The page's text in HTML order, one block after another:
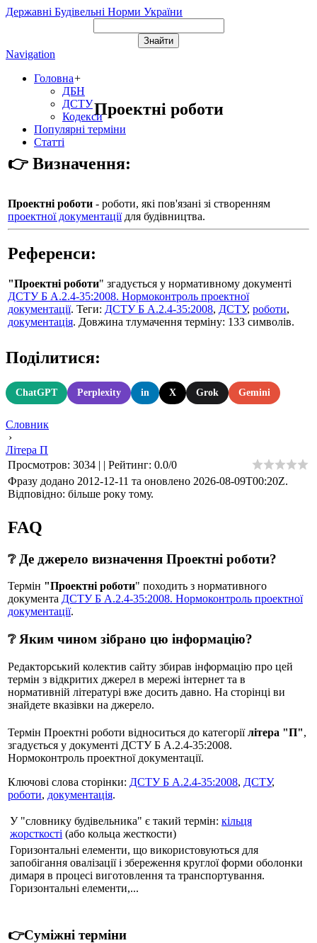
Державні Будівельні Норми України
Navigation
Головна+
ДБН
ДСТУ
Кодекси
Популярні терміни
Статті
Проектні роботи
👉 Визначення:
Проектні роботи - роботи, які пов'язані зі створенням
проектної документаціїдля будівництва.
Референси:
"Проектні роботи" згадується у нормативному документі
ДСТУ Б А.2.4-35:2008. Нормоконтроль проектної
документації. Теги: ДСТУ Б А.2.4-35:2008, ДСТУ, роботи,
документація. Довжина тлумачення терміну: 133 символів.
Поділитися:
ChatGPT Perplexity in X Grok Gemini
Словник
›
Літера П
Просмотров: 3034 | | Рейтинг: 0.0/0
Фразу додано 2012-12-11 та оновлено 2026-08-09T00:20Z.
Відповідно: більше року тому.
FAQ
❔ Де джерело визначення Проектні роботи?
Термін "Проектні роботи" походить з нормативного
документа ДСТУ Б А.2.4-35:2008. Нормоконтроль проектної
документації.
❔ Яким чином зібрано цю інформацію?
Редакторський колектив сайту збирав інформацію про цей
термін з відкритих джерел в мережі інтернет та в
нормативній літературі вже досить давно. На сторінці ви
знайдете вказівки на джерело.
Термін Проектні роботи відноситься до категоріїлітера "П",
згадується у документі ДСТУ Б А.2.4-35:2008.
Нормоконтроль проектної документації.
Ключові слова сторінки: ДСТУ Б А.2.4-35:2008, ДСТУ,
роботи, документація.
У "словнику будівельника" є такий термін: кільця
жорсткості (або кольца жесткости)
Горизонтальні елементи, що використовуються для
запобігання овалізації і збереження круглої форми оболонки
димаря в процесі виготовлення та транспортування.
Горизонтальні елементи,...
👉Суміжні терміни